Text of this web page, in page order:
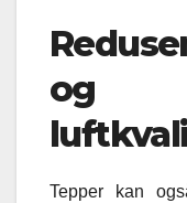
og
Tepper kan